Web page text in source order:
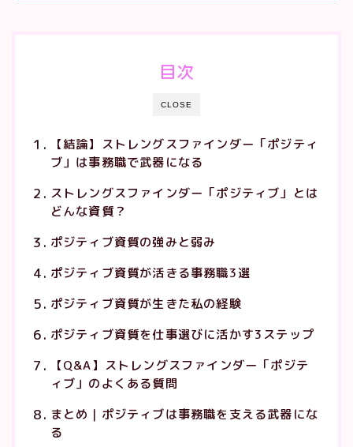
CLOSE
目次
【結論】ストレングスファインダー「ポジティ
ブ」は事務職で武器になる
ストレングスファインダー「ポジティブ」とは
どんな資質？
ポジティブ資質の強みと弱み
ポジティブ資質が活きる事務職3選
ポジティブ資質が生きた私の経験
ポジティブ資質を仕事選びに活かす3ステップ
【Q&A】ストレングスファインダー「ポジテ
ィブ」のよくある質問
まとめ｜ポジティブは事務職を支える武器にな
る